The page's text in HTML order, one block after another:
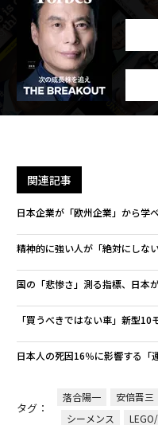
関連記事
日本企業が「欧州企業」から学
精神的に強い人が「絶対にしな
国の「悲惨さ」測る指標、日本
「買うべきではない車」新型
日本人の死因16％に影響する「
タグ：
落合陽一 安倍晋三
シーメンス